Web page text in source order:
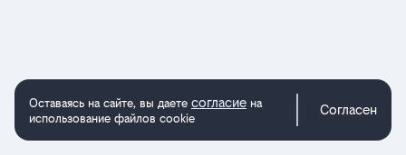
Оставаясь на сайте, вы даете согласие на
использование файлов cookie
Согласен